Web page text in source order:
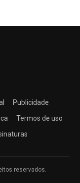
Publicidade
Termos de uso
reservados.